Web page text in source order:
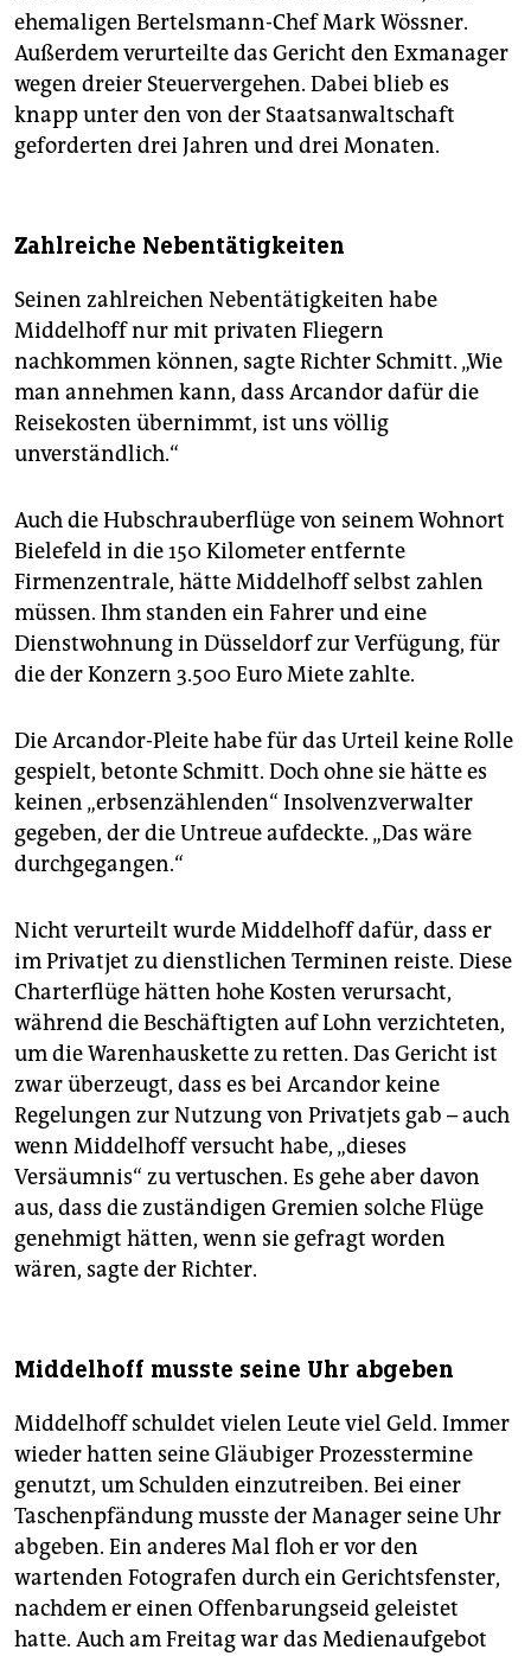
ehemaligen Bertelsmann-Chef Mark Wössner.
Außerdem verurteilte das Gericht den Exmanager
wegen dreier Steuervergehen. Dabei blieb es
knapp unter den von der Staatsanwaltschaft
geforderten drei Jahren und drei Monaten.
Zahlreiche Nebentätigkeiten
Seinen zahlreichen Nebentätigkeiten habe
Middelhoff nur mit privaten Fliegern
nachkommen können, sagte Richter Schmitt. „Wie
man annehmen kann, dass Arcandor dafür die
Reisekosten übernimmt, ist uns völlig
unverständlich.“
Auch die Hubschrauberflüge von seinem Wohnort
Bielefeld in die 150 Kilometer entfernte
Firmenzentrale, hätte Middelhoff selbst zahlen
müssen. Ihm standen ein Fahrer und eine
Dienstwohnung in Düsseldorf zur Verfügung, für
die der Konzern 3.500 Euro Miete zahlte.
Die Arcandor-Pleite habe für das Urteil keine Rolle
gespielt, betonte Schmitt. Doch ohne sie hätte es
keinen „erbsenzählenden“ Insolvenzverwalter
gegeben, der die Untreue aufdeckte. „Das wäre
durchgegangen.“
Nicht verurteilt wurde Middelhoff dafür, dass er
im Privatjet zu dienstlichen Terminen reiste. Diese
Charterflüge hätten hohe Kosten verursacht,
während die Beschäftigten auf Lohn verzichteten,
um die Warenhauskette zu retten. Das Gericht ist
zwar überzeugt, dass es bei Arcandor keine
Regelungen zur Nutzung von Privatjets gab – auch
wenn Middelhoff versucht habe, „dieses
Versäumnis“ zu vertuschen. Es gehe aber davon
aus, dass die zuständigen Gremien solche Flüge
genehmigt hätten, wenn sie gefragt worden
wären, sagte der Richter.
Middelhoff musste seine Uhr abgeben
Middelhoff schuldet vielen Leute viel Geld. Immer
wieder hatten seine Gläubiger Prozesstermine
genutzt, um Schulden einzutreiben. Bei einer
Taschenpfändung musste der Manager seine Uhr
abgeben. Ein anderes Mal floh er vor den
wartenden Fotografen durch ein Gerichtsfenster,
nachdem er einen Offenbarungseid geleistet
hatte. Auch am Freitag war das Medienaufgebot